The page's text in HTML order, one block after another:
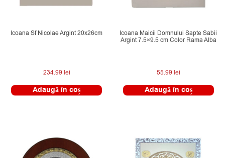
Icoana Sf Nicolae Argint 20x26cm
234.99lei
Adaugă în coș
Icoana Maicii Domnului Sapte Sabii
Argint 7.5×9.5 cm Color Rama Alba
55.99lei
Adaugă în coș